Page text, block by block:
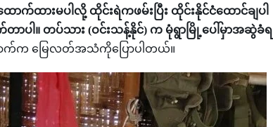
က်ထားမပါလို့ ထိုင်းရဲကဖမ်းပြီး ထိုင်းနိုင်ငံထောင်ချပါ
။ တပ်သား (ဝင်းသန့်နိုင်) က မုံရွာမြို့ပေါ်မှာအဆွဲခံရ
ောက်က မြေလတ်အသံကိုပြောပါတယ်။